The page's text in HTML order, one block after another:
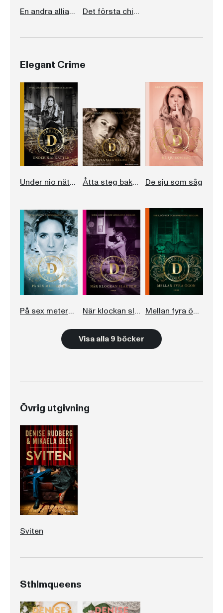
En andra allians Det första chiffret
Elegant Crime
Under nio nätter Åtta steg bakom De sju som såg
På sex meters djup När klockan slår fem Mellan fyra ögon
Visa alla 9 böcker
Övrig utgivning
Sviten
Sthlmqueens